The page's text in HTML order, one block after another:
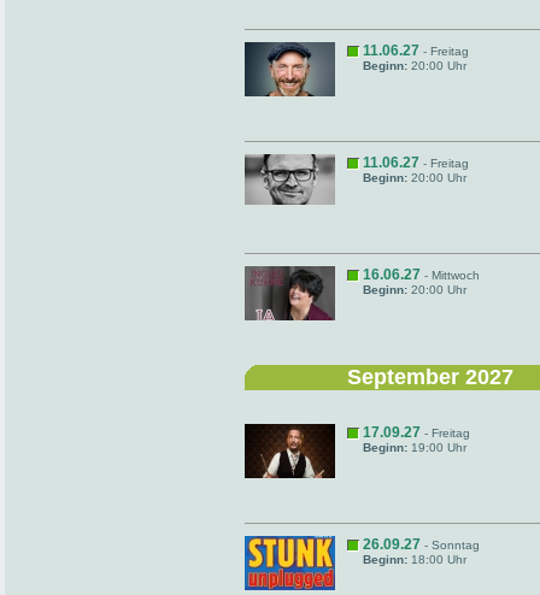
11.06.27 - Freitag
Beginn: 20:00 Uhr
11.06.27 - Freitag
Beginn: 20:00 Uhr
16.06.27 - Mittwoch
Beginn: 20:00 Uhr
September 2027
17.09.27 - Freitag
Beginn: 19:00 Uhr
26.09.27 - Sonntag
Beginn: 18:00 Uhr